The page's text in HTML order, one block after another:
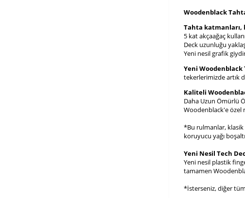
Woodenblack
Tahta katmanları,
5 kat akçaağaç
Deck uzunluğu
Yeni nesil grafik
Yeni Woodenblack
tekerlerimizde artık
Kaliteli
Daha Uzun Ömürlü
Woodenblack'e özel
*Bu rulmanlar, klasik
koruyucu yağı
Yeni Nesil Tech
Yeni nesil plastik
tamamen
*İsterseniz, diğer